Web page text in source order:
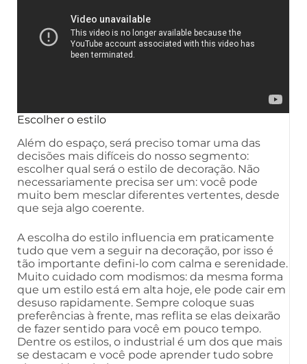
Escolher o estilo
Além do espaço, será preciso tomar uma das
decisões mais difíceis do nosso segmento:
escolher qual será o estilo de decoração. Não
necessariamente precisa ser um: você pode
muito bem mesclar diferentes vertentes, desde
que seja algo coerente.
A escolha do estilo influencia em praticamente
tudo que vem a seguir na decoração, por isso é
tão importante defini-lo com calma e serenidade.
Muito cuidado com modismos: da mesma forma
que um estilo está em alta hoje, ele pode cair em
desuso rapidamente. Sempre coloque suas
preferências à frente, mas reflita se elas deixarão
de fazer sentido para você em pouco tempo.
Dentre os estilos, o industrial é um dos que mais
se destacam e você pode aprender tudo sobre